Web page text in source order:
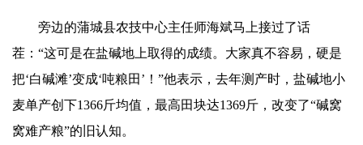
旁边的蒲城县农技中心主任师海斌马上接过了话
茬：“这可是在盐碱地上取得的成绩。大家真不容易，硬是
把‘白碱滩’变成‘吨粮田’！”他表示，去年测产时，盐碱地小
麦单产创下1366斤均值，最高田块达1369斤，改变了“碱窝
窝难产粮”的旧认知。